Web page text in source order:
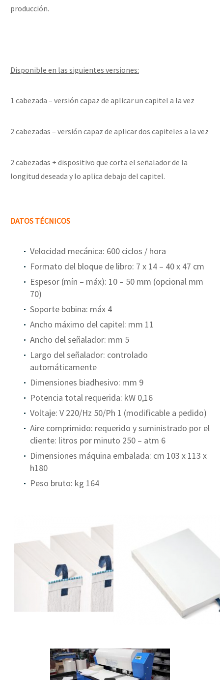
producción.
Disponible en las siguientes versiones:
1 cabezada – versión capaz de aplicar un capitel a la vez
2 cabezadas – versión capaz de aplicar dos capiteles a la vez
2 cabezadas + dispositivo que corta el señalador de la
longitud deseada y lo aplica debajo del capitel.
DATOS TÉCNICOS
Velocidad mecánica: 600 ciclos / hora
Formato del bloque de libro: 7 x 14 – 40 x 47 cm
Espesor (mín – máx): 10 – 50 mm (opcional mm
70)
Soporte bobina: máx 4
Ancho máximo del capitel: mm 11
Ancho del señalador: mm 5
Largo del señalador: controlado
automáticamente
Dimensiones biadhesivo: mm 9
Potencia total requerida: kW 0,16
Voltaje: V 220/Hz 50/Ph 1 (modificable a pedido)
Aire comprimido: requerido y suministrado por el
cliente: litros por minuto 250 – atm 6
Dimensiones máquina embalada: cm 103 x 113 x
h180
Peso bruto: kg 164